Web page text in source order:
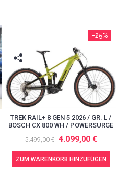
-25%
TREK RAIL+ 8 GEN 5 2026 / GR. L /
BOSCH CX 800 WH / POWERSURGE
5.499,00 € 4.099,00 €
ZUM WARENKORB HINZUFÜGEN